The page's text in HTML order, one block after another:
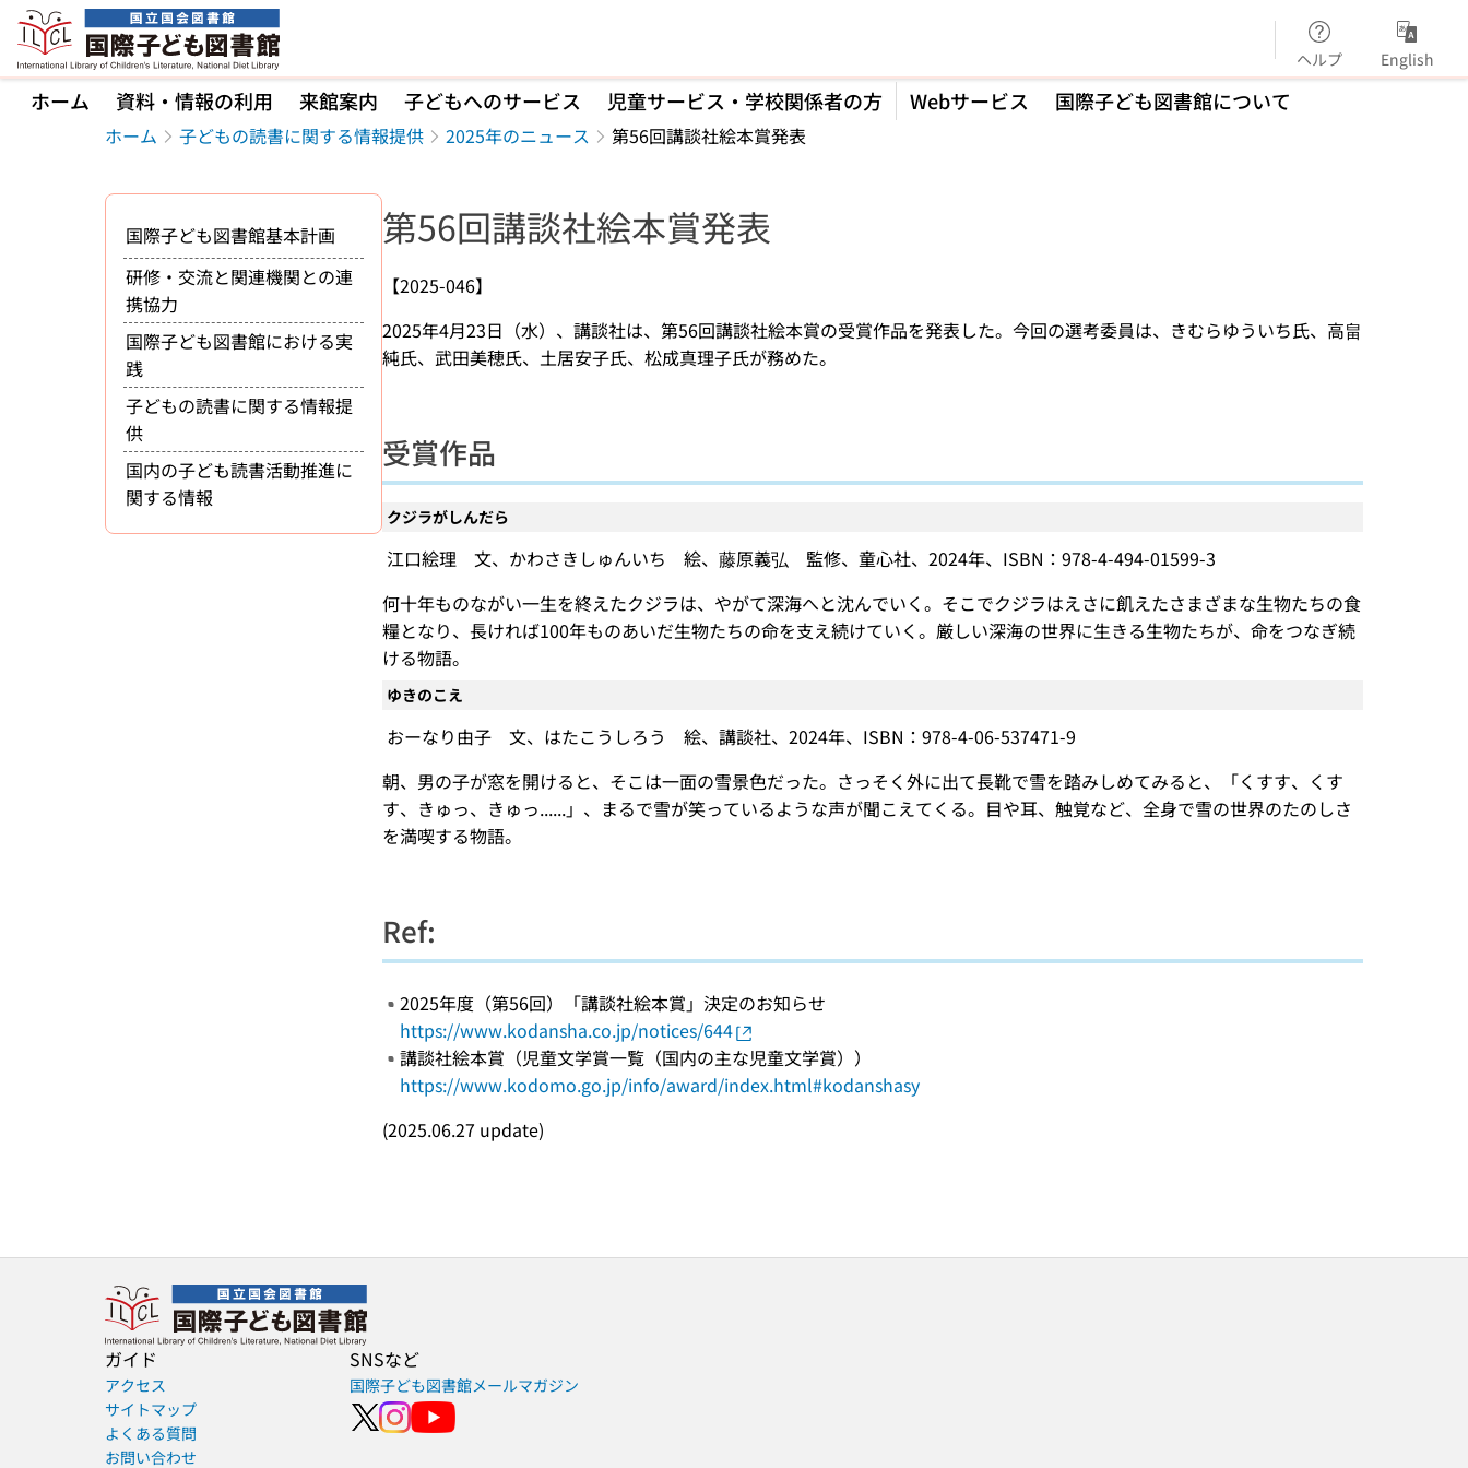
本文へ移動
ヘルプ English
ホーム 資料・情報の利用 来館案内 子どもへのサービス 児童サービス・学校関係者の方 Webサービス 国際子ども図書館について
ホーム 子どもの読書に関する情報提供 2025年のニュース 第56回講談社絵本賞発表
第56回講談社絵本賞発表
【2025-046】
2025年4月23日（水）、講談社は、第56回講談社絵本賞の受賞作品を発表した。今回の選考委員は、きむらゆういち氏、高畠
純氏、武田美穂氏、土居安子氏、松成真理子氏が務めた。
受賞作品
クジラがしんだら
江口絵理 文、かわさきしゅんいち 絵、藤原義弘 監修、童心社、2024年、ISBN：978-4-494-01599-3
何十年ものながい一生を終えたクジラは、やがて深海へと沈んでいく。そこでクジラはえさに飢えたさまざまな生物たちの食
糧となり、長ければ100年ものあいだ生物たちの命を支え続けていく。厳しい深海の世界に生きる生物たちが、命をつなぎ続
ける物語。
ゆきのこえ
おーなり由子 文、はたこうしろう 絵、講談社、2024年、ISBN：978-4-06-537471-9
朝、男の子が窓を開けると、そこは一面の雪景色だった。さっそく外に出て長靴で雪を踏みしめてみると、「くすす、くす
す、きゅっ、きゅっ......」、まるで雪が笑っているような声が聞こえてくる。目や耳、触覚など、全身で雪の世界のたのしさ
を満喫する物語。
Ref:
2025年度（第56回）「講談社絵本賞」決定のお知らせ
https://www.kodansha.co.jp/notices/644
講談社絵本賞（児童文学賞一覧（国内の主な児童文学賞））
https://www.kodomo.go.jp/info/award/index.html#kodanshasy
(2025.06.27 update)
国際子ども図書館基本計画
研修・交流と関連機関との連
携協力
国際子ども図書館における実
践
子どもの読書に関する情報提
供
国内の子ども読書活動推進に
関する情報
ガイド
アクセス
サイトマップ
よくある質問
お問い合わせ
SNSなど
国際子ども図書館メールマガジン